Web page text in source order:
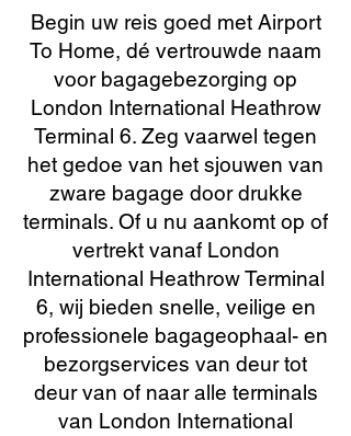
Begin uw reis goed met Airport
To Home, dé vertrouwde naam
voor bagagebezorging op
London International Heathrow
Terminal 6. Zeg vaarwel tegen
het gedoe van het sjouwen van
zware bagage door drukke
terminals. Of u nu aankomt op of
vertrekt vanaf London
International Heathrow Terminal
6, wij bieden snelle, veilige en
professionele bagageophaal- en
bezorgservices van deur tot
deur van of naar alle terminals
van London International